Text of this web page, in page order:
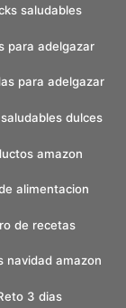
saludables
para adelgazar
para adelgazar
dulces
amazon
alimentacion
de recetas
navidad amazon
3 dias